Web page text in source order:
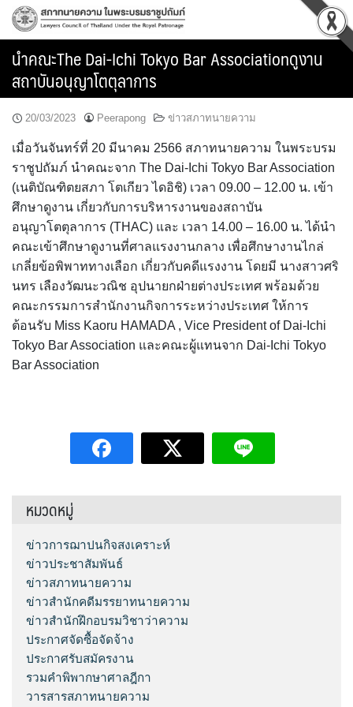
Skip
content
นำคณะThe Dai-Ichi Tokyo Bar Associationดูงาน
สถาบันอนุญาโตตุลาการ
20/03/2023 Peerapong ข่าวสภาทนายความ
เมื่อวันจันทร์ที่ 20 มีนาคม 2566 สภาทนายความ ในพระบรม
ราชูปถัมภ์ นำคณะจาก The Dai-Ichi Tokyo Bar Association
(เนติบัณฑิตยสภา โตเกียว ไดอิชิ) เวลา 09.00 – 12.00 น. เข้า
ศึกษาดูงาน เกี่ยวกับการบริหารงานของสถาบัน
อนุญาโตตุลาการ (THAC) และ เวลา 14.00 – 16.00 น. ได้นำ
คณะเข้าศึกษาดูงานที่ศาลแรงงานกลาง เพื่อศึกษางานไกล่
เกลี่ยข้อพิพาททางเลือก เกี่ยวกับคดีแรงงาน โดยมี นางสาวศริ
นทร เลืองวัฒนะวณิช อุปนายกฝ่ายต่างประเทศ พร้อมด้วย
คณะกรรมการสำนักงานกิจการระหว่างประเทศ ให้การ
ต้อนรับ Miss Kaoru HAMADA , Vice President of Dai-Ichi
Tokyo Bar Association และคณะผู้แทนจาก Dai-Ichi Tokyo
Bar Association
หมวดหมู่
ข่าวการฌาปนกิจสงเคราะห์
ข่าวประชาสัมพันธ์
ข่าวสภาทนายความ
ข่าวสำนักคดีมรรยาทนายความ
ข่าวสำนักฝึกอบรมวิชาว่าความ
ประกาศจัดซื้อจัดจ้าง
ประกาศรับสมัครงาน
รวมคำพิพากษาศาลฎีกา
วารสารสภาทนายความ